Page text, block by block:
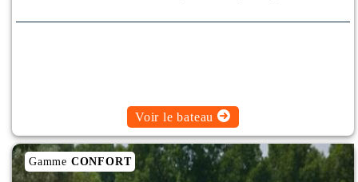
Voir le bateau
Gamme CONFORT